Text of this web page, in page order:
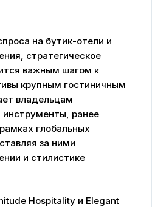
на бутик-отели и
стратегическое
важным шагом к
крупным гостиничным
владельцам
инструменты, ранее
глобальных
за ними
и стилистике
Hospitality и Elegant